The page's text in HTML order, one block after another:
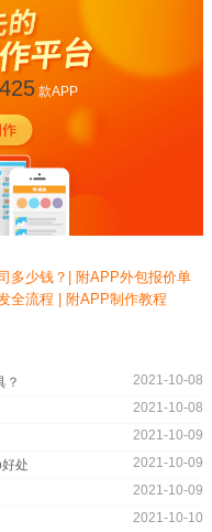
款APP
多少钱？| 附APP外包报价单
全流程 | 附APP制作教程
？
2021-10-08
2021-10-08
2021-10-09
处
2021-10-09
2021-10-09
2021-10-10